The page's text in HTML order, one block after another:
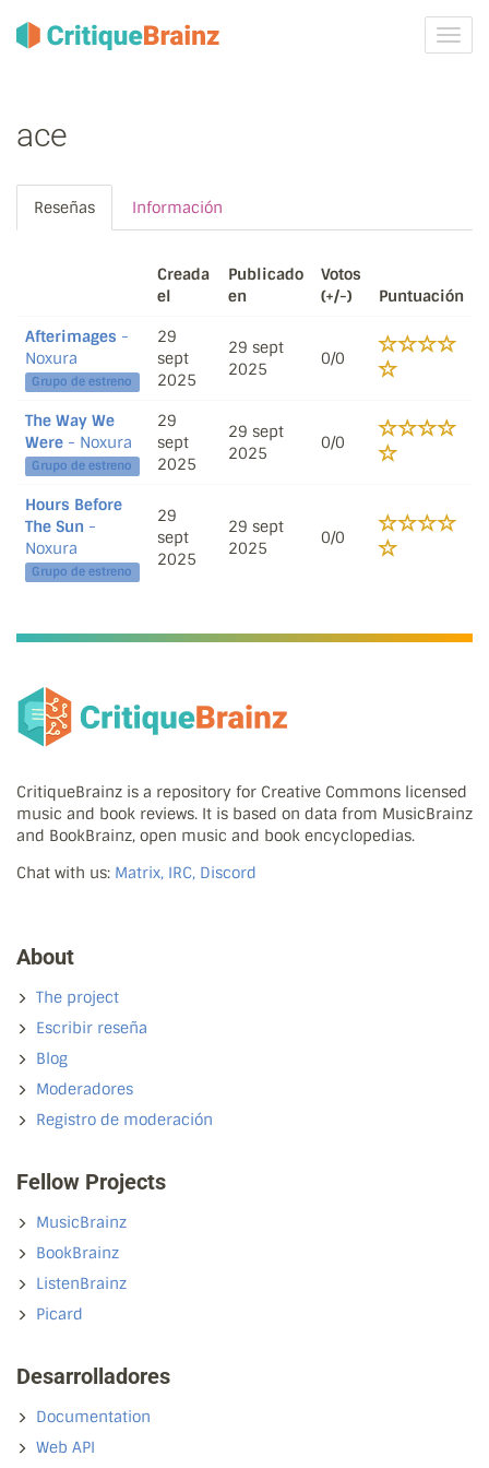
la
ace
Reseñas Información
Creada
el
Publicado
en
Votos
(+/-)
Puntuación
Afterimages -
Noxura
Grupo de estreno
29
sept
2025
29 sept
2025
0/0
The Way We
Were - Noxura
Grupo de estreno
29
sept
2025
29 sept
2025
0/0
Hours Before
The Sun -
Noxura
Grupo de estreno
29
sept
2025
29 sept
2025
0/0
CritiqueBrainz is a repository for Creative Commons licensed
music and book reviews. It is based on data from MusicBrainz
and BookBrainz, open music and book encyclopedias.
Chat with us: Matrix, IRC, Discord
About
The project
Escribir reseña
Blog
Moderadores
Registro de moderación
Fellow Projects
MusicBrainz
BookBrainz
ListenBrainz
Picard
Desarrolladores
Documentation
Web API